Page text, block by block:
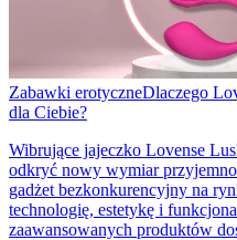
Zabawki erotyczneDlaczego
dla Ciebie?
Wibrujące jajeczko Lovense
odkryć nowy wymiar
gadżet bezkonkurencyjny na
technologię, estetykę i
zaawansowanych produktów